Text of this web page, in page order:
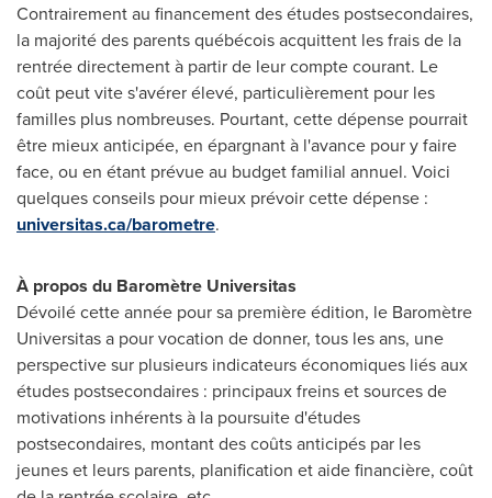
Contrairement au financement des études postsecondaires,
la majorité des parents québécois acquittent les frais de la
rentrée directement à partir de leur compte courant. Le
coût peut vite s'avérer élevé, particulièrement pour les
familles plus nombreuses. Pourtant, cette dépense pourrait
être mieux anticipée, en épargnant à l'avance pour y faire
face, ou en étant prévue au budget familial annuel. Voici
quelques conseils pour mieux prévoir cette dépense :
universitas.ca/barometre.
À propos du Baromètre Universitas
Dévoilé cette année pour sa première édition, le Baromètre
Universitas a pour vocation de donner, tous les ans, une
perspective sur plusieurs indicateurs économiques liés aux
études postsecondaires : principaux freins et sources de
motivations inhérents à la poursuite d'études
postsecondaires, montant des coûts anticipés par les
jeunes et leurs parents, planification et aide financière, coût